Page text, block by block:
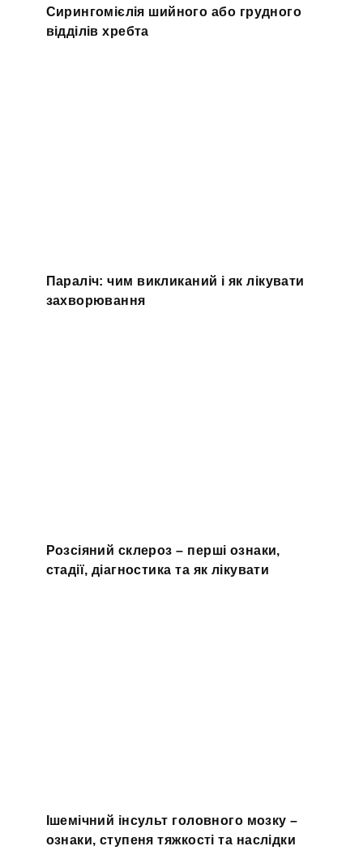
Сирингомієлія шийного або грудного
відділів хребта
Параліч: чим викликаний і як лікувати
захворювання
Розсіяний склероз – перші ознаки,
стадії, діагностика та як лікувати
Ішемічний інсульт головного мозку –
ознаки, ступеня тяжкості та наслідки